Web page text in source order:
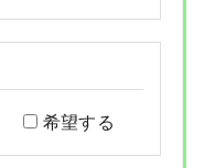
希望する